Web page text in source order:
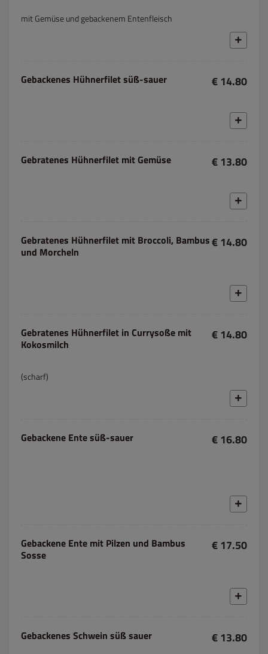
mit Gemüse und gebackenem Entenfleisch
Gebackenes Hühnerfilet süß-sauer € 14.80
Gebratenes Hühnerfilet mit Gemüse € 13.80
Gebratenes Hühnerfilet mit Broccoli, Bambus
und Morcheln
€ 14.80
Gebratenes Hühnerfilet in Currysoße mit
Kokosmilch
€ 14.80
(scharf)
Gebackene Ente süß-sauer € 16.80
Gebackene Ente mit Pilzen und Bambus
Sosse
€ 17.50
Gebackenes Schwein süß sauer € 13.80